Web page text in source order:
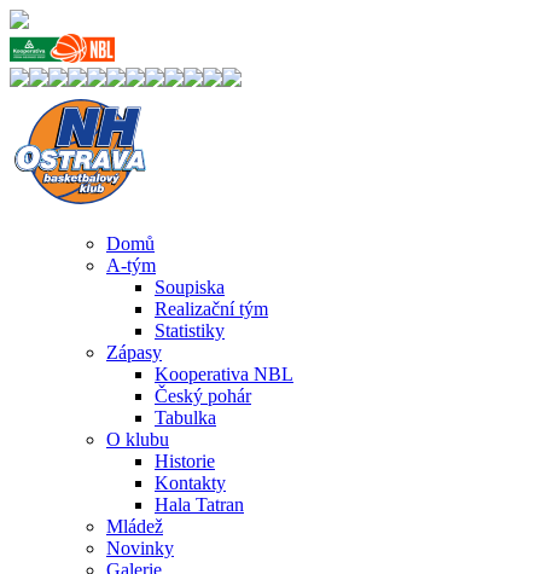
Domů
A-tým
Soupiska
Realizační tým
Statistiky
Zápasy
Kooperativa NBL
Český pohár
Tabulka
O klubu
Historie
Kontakty
Hala Tatran
Mládež
Novinky
Galerie